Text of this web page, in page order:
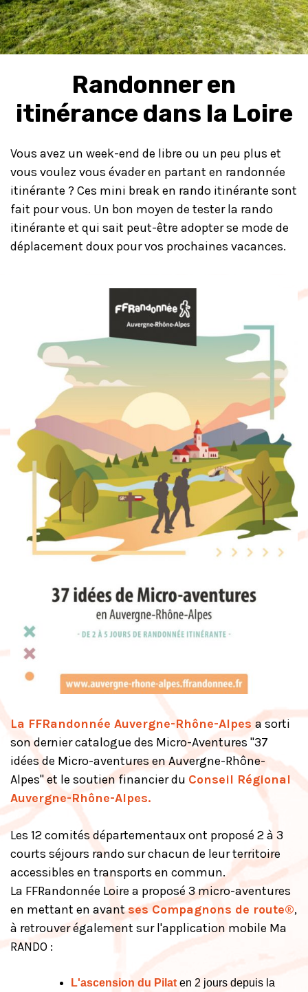
Randonner en
itinérance dans la Loire
Vous avez un week-end de libre ou un peu plus et
vous voulez vous évader en partant en randonnée
itinérante ? Ces mini break en rando itinérante sont
fait pour vous. Un bon moyen de tester la rando
itinérante et qui sait peut-être adopter se mode de
déplacement doux pour vos prochaines vacances.
La FFRandonnée Auvergne-Rhône-Alpes a sorti
son dernier catalogue des Micro-Aventures "37
idées de Micro-aventures en Auvergne-Rhône-
Alpes" et le soutien financier du Conseil Régional
Auvergne-Rhône-Alpes.
Les 12 comités départementaux ont proposé 2 à 3
courts séjours rando sur chacun de leur territoire
accessibles en transports en commun.
La FFRandonnée Loire a proposé 3 micro-aventures
en mettant en avantses Compagnons de route®,
à retrouver également sur l'application mobile Ma
RANDO :
L'ascension du Pilat en 2 jours depuis la